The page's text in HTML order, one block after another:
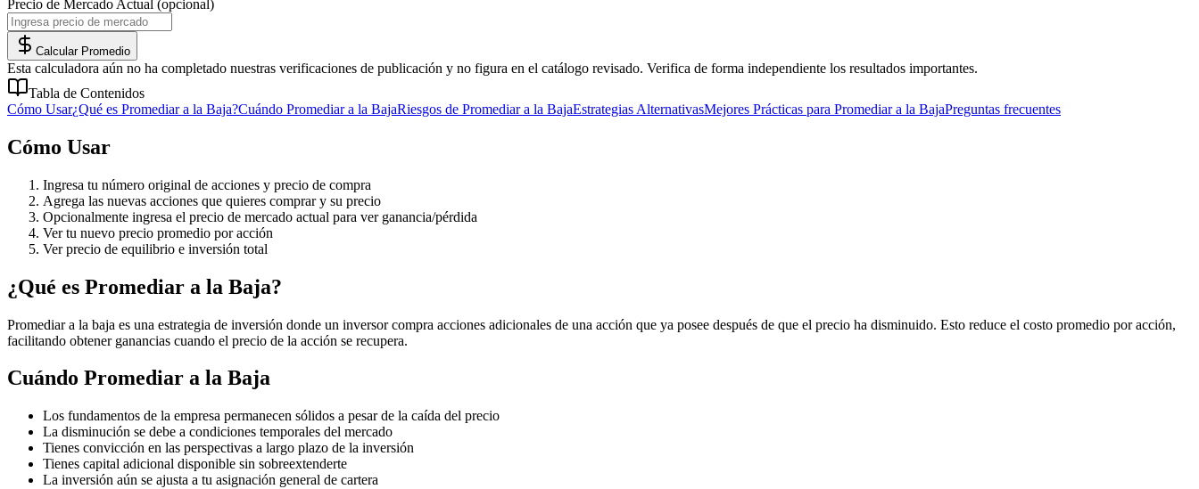
Precio de Mercado Actual (opcional)
Calcular Promedio
Esta calculadora aún no ha completado nuestras verificaciones de publicación y no figura en el catálogo revisado. Verifica de forma independiente los resultados importantes.
Tabla de Contenidos
Cómo Usar¿Qué es Promediar a la Baja?Cuándo Promediar a la BajaRiesgos de Promediar a la BajaEstrategias AlternativasMejores Prácticas para Promediar a la BajaPreguntas frecuentes
Cómo Usar
Ingresa tu número original de acciones y precio de compra
Agrega las nuevas acciones que quieres comprar y su precio
Opcionalmente ingresa el precio de mercado actual para ver ganancia/pérdida
Ver tu nuevo precio promedio por acción
Ver precio de equilibrio e inversión total
¿Qué es Promediar a la Baja?
Promediar a la baja es una estrategia de inversión donde un inversor compra acciones adicionales de una acción que ya posee después de que el precio ha disminuido. Esto reduce el costo promedio por acción,
facilitando obtener ganancias cuando el precio de la acción se recupera.
Cuándo Promediar a la Baja
Los fundamentos de la empresa permanecen sólidos a pesar de la caída del precio
La disminución se debe a condiciones temporales del mercado
Tienes convicción en las perspectivas a largo plazo de la inversión
Tienes capital adicional disponible sin sobreextenderte
La inversión aún se ajusta a tu asignación general de cartera